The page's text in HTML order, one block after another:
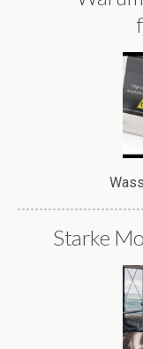
Starke